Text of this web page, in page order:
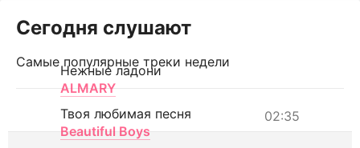
Сегодня слушают
Самые популярные треки недели
Нежные ладони
ALMARY
02:35
Твоя любимая песня
Beautiful Boys